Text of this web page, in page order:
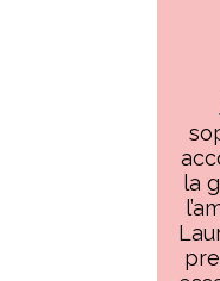
la